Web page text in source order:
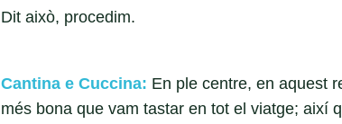
Dit això, procedim.
Cantina e Cuccina: En ple centre, en aquest
més bona que vam tastar en tot el viatge; així